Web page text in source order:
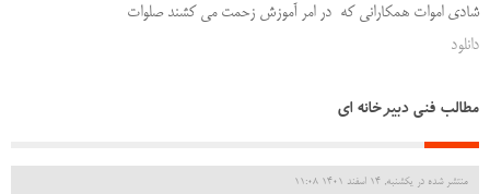
شادی اموات همکارانی که در امر آموزش زحمت می کشند صلوات
دانلود
مطالب فنی دبیرخانه ای
منتشر شده در یکشنبه, 14 اسفند 1401 11:08